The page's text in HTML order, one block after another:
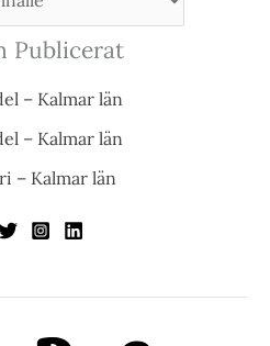
Publicerat
– Kalmar län
– Kalmar län
– Kalmar län